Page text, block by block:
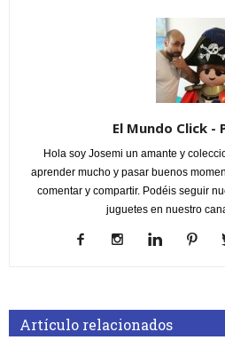
El Mundo Click -
Hola soy Josemi un amante y
aprender mucho y pasar buenos
comentar y compartir. Podéis seguir
juguetes en nuestro
Artículo relacionados